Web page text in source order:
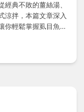
典不敗的薑絲湯、
涼拌，本篇文章深入
你輕鬆掌握虱目魚皮